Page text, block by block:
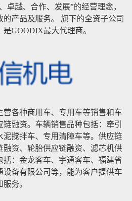
卓越、合作、发展”的经营理念，
产品及服务。 旗下的全资子公司
GOODIX最大代理商。
营各种商用车、专用车等销售和车
融资。车辆销售品种包括：牵引
泥搅拌车、专用清障车等。供应链
融资、轮胎供应链融资、滤芯机供
括：金龙客车、宇通客车、福建省
设备有限公司等，能为客户提供车
务。